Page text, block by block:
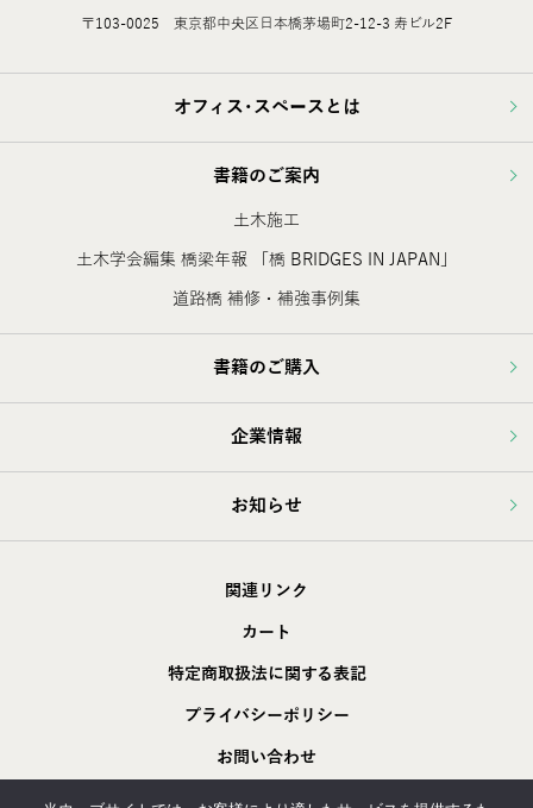
〒103-0025 東京都中央区日本橋茅場町2-12-3 寿ビル2F
オフィス･スペースとは
書籍のご案内
土木施工
土木学会編集 橋梁年報 「橋 BRIDGES IN JAPAN」
道路橋 補修・補強事例集
書籍のご購入
企業情報
お知らせ
関連リンク
カート
特定商取扱法に関する表記
プライバシーポリシー
お問い合わせ
採用情報